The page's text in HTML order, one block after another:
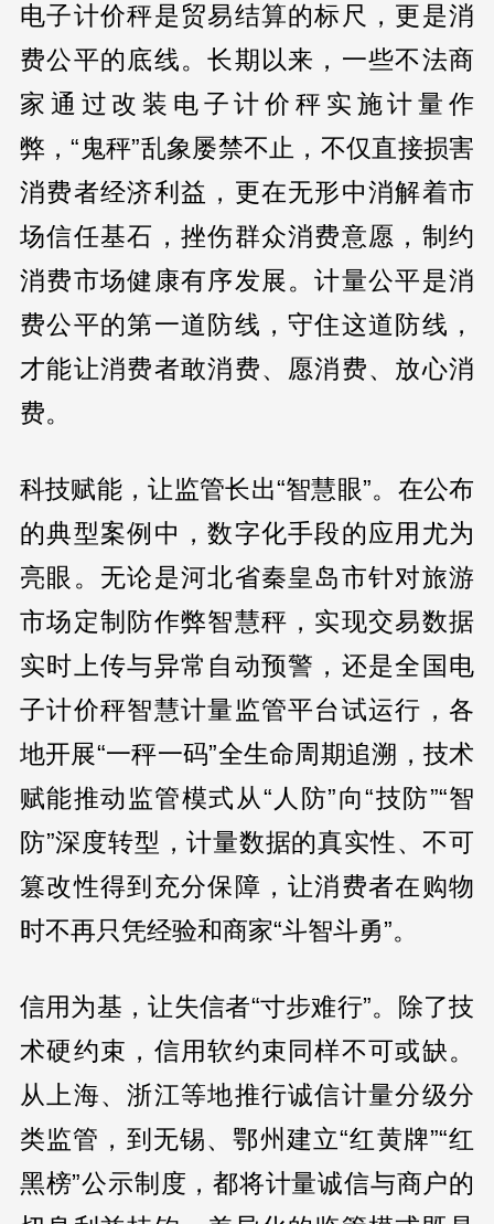
电子计价秤是贸易结算的标尺，更是消
费公平的底线。长期以来，一些不法商
家通过改装电子计价秤实施计量作
弊，“鬼秤”乱象屡禁不止，不仅直接损害
消费者经济利益，更在无形中消解着市
场信任基石，挫伤群众消费意愿，制约
消费市场健康有序发展。计量公平是消
费公平的第一道防线，守住这道防线，
才能让消费者敢消费、愿消费、放心消
费。
科技赋能，让监管长出“智慧眼”。在公布
的典型案例中，数字化手段的应用尤为
亮眼。无论是河北省秦皇岛市针对旅游
市场定制防作弊智慧秤，实现交易数据
实时上传与异常自动预警，还是全国电
子计价秤智慧计量监管平台试运行，各
地开展“一秤一码”全生命周期追溯，技术
赋能推动监管模式从“人防”向“技防”“智
防”深度转型，计量数据的真实性、不可
篡改性得到充分保障，让消费者在购物
时不再只凭经验和商家“斗智斗勇”。
信用为基，让失信者“寸步难行”。除了技
术硬约束，信用软约束同样不可或缺。
从上海、浙江等地推行诚信计量分级分
类监管，到无锡、鄂州建立“红黄牌”“红
黑榜”公示制度，都将计量诚信与商户的